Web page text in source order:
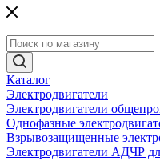
Каталог
Электродвигатели
Электродвигатели
Однофазные
Взрывозащищенные
Электродвигатели АДЧР